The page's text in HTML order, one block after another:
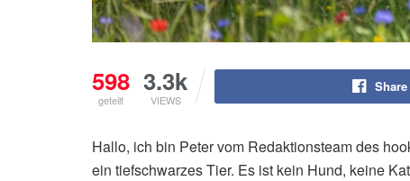
598
geteilt
3.3k
VIEWS
Hallo, ich bin Peter vom Redaktionsteam des
ein tiefschwarzes Tier. Es ist kein Hund, keine